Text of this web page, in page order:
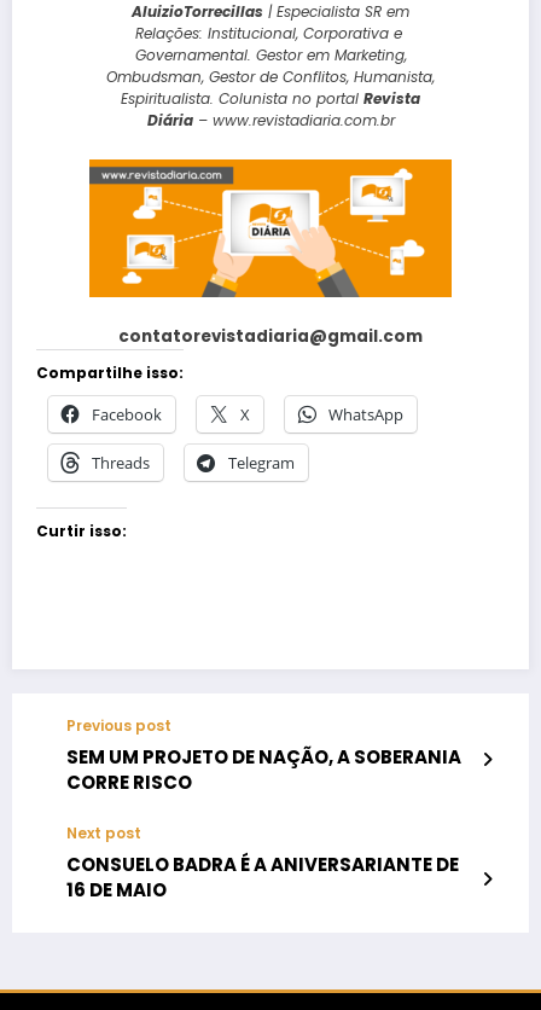
AluizioTorrecillas | Especialista SR em
Relações: Institucional, Corporativa e
Governamental. Gestor em Marketing,
Ombudsman, Gestor de Conflitos, Humanista,
Espiritualista. Colunista no portal Revista
Diária– www.revistadiaria.com.br
contatorevistadiaria@gmail.com
Compartilhe isso:
Facebook X WhatsApp
Threads Telegram
Curtir isso:
Previous post
SEM UM PROJETO DE NAÇÃO, A SOBERANIA
CORRE RISCO
Next post
CONSUELO BADRA É A ANIVERSARIANTE DE
16 DE MAIO